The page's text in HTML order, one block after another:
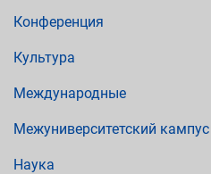
Конференция
Культура
Международные
Межуниверситетский кампус
Наука